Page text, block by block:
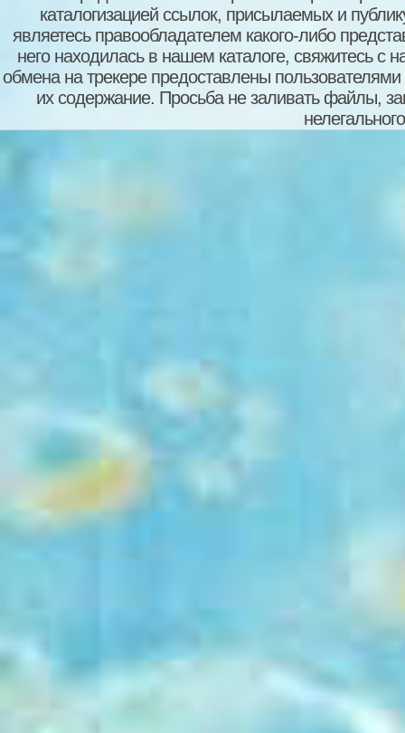
каталогизацией ссылок, присылаемых и
являетесь правообладателем какого-либо
него находилась в нашем каталоге, свяжитесь
обмена на трекере предоставлены пользователями
их содержание. Просьба не заливать файлы,